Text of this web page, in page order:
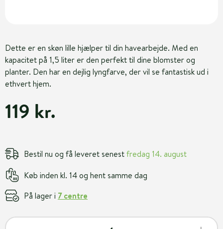
Dette er en skøn lille hjælper til din havearbejde. Med en
kapacitet på 1,5 liter er den perfekt til dine blomster og
planter. Den har en dejlig lyngfarve, der vil se fantastisk ud i
ethvert hjem.
119 kr.
Bestil nu og få leveret senestfredag 14. august
Køb inden kl. 14 og hent samme dag
På lager i 7 centre